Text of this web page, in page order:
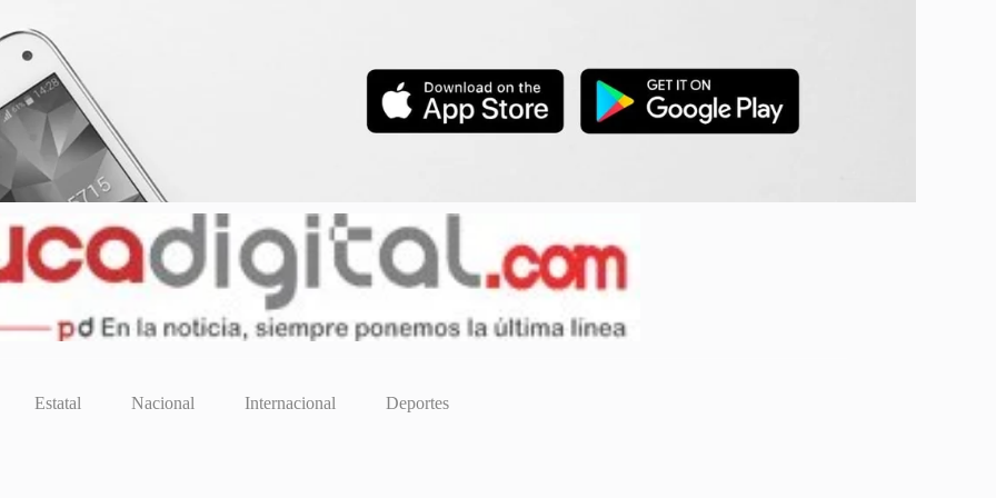
Estatal Nacional Internacional Deportes